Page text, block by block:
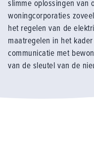
slimme oplossingen van
woningcorporaties
het regelen van de
maatregelen in het
communicatie met
van de sleutel van de